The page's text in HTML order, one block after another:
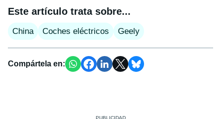
Este artículo trata sobre...
China Coches eléctricos Geely
Compártela en: